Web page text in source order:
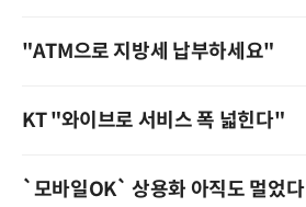
"ATM으로 지방세 납부하세요"
KT "와이브로 서비스 폭 넓힌다"
`모바일OK` 상용화 아직도 멀었다